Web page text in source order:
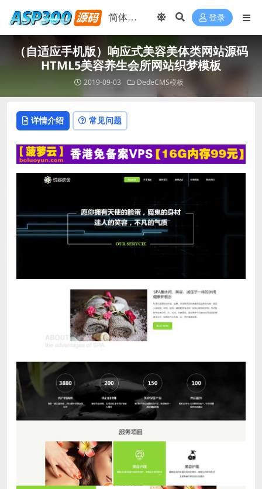
登录
（自适应手机版）响应式美容美体类网站源码
HTML5美容养生会所网站织梦模板
2019-09-03 DedeCMS模板
详情介绍 常见问题